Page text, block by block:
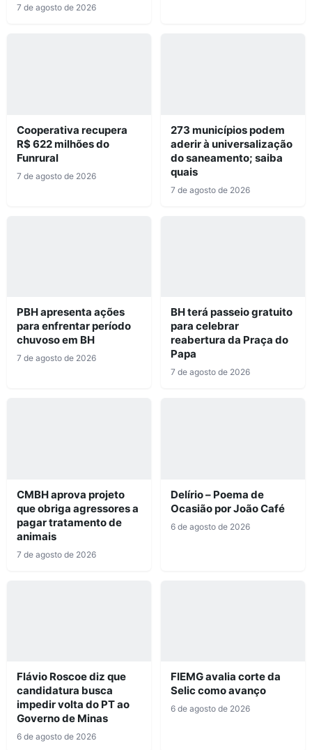
7 de agosto de 2026
Cooperativa recupera
R$ 622 milhões do
Funrural
7 de agosto de 2026
273 municípios podem
aderir à universalização
do saneamento; saiba
quais
7 de agosto de 2026
PBH apresenta ações
para enfrentar período
chuvoso em BH
7 de agosto de 2026
BH terá passeio gratuito
para celebrar
reabertura da Praça do
Papa
7 de agosto de 2026
CMBH aprova projeto
que obriga agressores a
pagar tratamento de
animais
7 de agosto de 2026
Delírio – Poema de
Ocasião por João Café
6 de agosto de 2026
Flávio Roscoe diz que
candidatura busca
impedir volta do PT ao
Governo de Minas
6 de agosto de 2026
FIEMG avalia corte da
Selic como avanço
6 de agosto de 2026